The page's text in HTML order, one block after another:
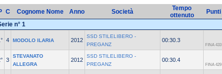
C Cognome Nome Anno Società
Tempo
ottenuto
Punti
n° 1
4 MODOLO ILARIA 2012
SSD STILELIBERO -
PREGANZ
00:30.3
FINA 433
3
STEVANATO
ALLEGRA
2012
SSD STILELIBERO -
PREGANZ
00:30.4
FINA 429